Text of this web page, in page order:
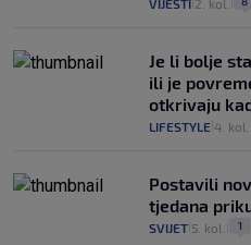
VIJESTI 2. kol.
Je li bolje
ili je
otkrivaju
LIFESTYLE 4. kol.
Postavili
tjedana
SVIJET 5. kol. 1